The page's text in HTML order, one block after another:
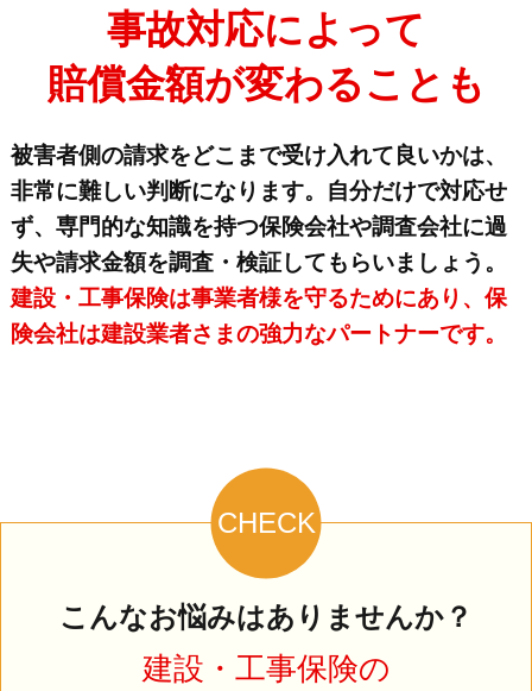
事故対応によって
賠償金額が変わることも
被害者側の請求をどこまで受け入れて良いかは、
非常に難しい判断になります。自分だけで対応せ
ず、専門的な知識を持つ保険会社や調査会社に過
失や請求金額を調査・検証してもらいましょう。
建設・工事保険は事業者様を守るためにあり、保
険会社は建設業者さまの強力なパートナーです。
CHECK
こんなお悩みはありませんか？
建設・工事保険の